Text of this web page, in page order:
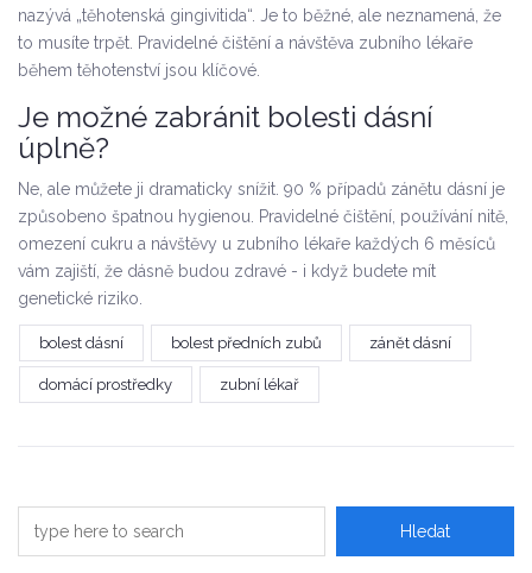
nazývá „těhotenská gingivitida“. Je to běžné, ale neznamená, že
to musíte trpět. Pravidelné čištění a návštěva zubního lékaře
během těhotenství jsou klíčové.
Je možné zabránit bolesti dásní
úplně?
Ne, ale můžete ji dramaticky snížit. 90 % případů zánětu dásní je
způsobeno špatnou hygienou. Pravidelné čištění, používání nitě,
omezení cukru a návštěvy u zubního lékaře každých 6 měsíců
vám zajiští, že dásně budou zdravé - i když budete mít
genetické riziko.
bolest dásní bolest předních zubů zánět dásní
domácí prostředky zubní lékař